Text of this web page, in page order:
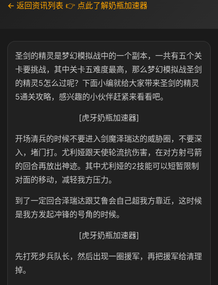
← 返回资讯列表 👉 点此了解奶瓶加速器
圣剑的精灵是梦幻模拟战中的一个副本，一共有五个关
卡要挑战，其中关卡五难度最高，那么梦幻模拟战圣剑
的精灵5怎么过呢？下面小编就给大家带来圣剑的精灵
5通关攻略，感兴趣的小伙伴赶紧来看看吧。
[虎牙奶瓶加速器]
开场清兵的时候不要进入剑魔泽瑞达的威胁圈，不要深
入，堵门打。尤利娅跟天使轮流抗伤害，在对方射弓箭
的回合再放出神迹。其中尤利娅的2技能可以短暂限制
对面的移动，减轻我方压力。
到了一定回合泽瑞达跟艾鲁会自己超我方靠近，这时候
是我方发起冲锋的号角的时候。
[虎牙奶瓶加速器]
先打死步兵队长，然后出现一圈援军，再把援军给清理
掉。